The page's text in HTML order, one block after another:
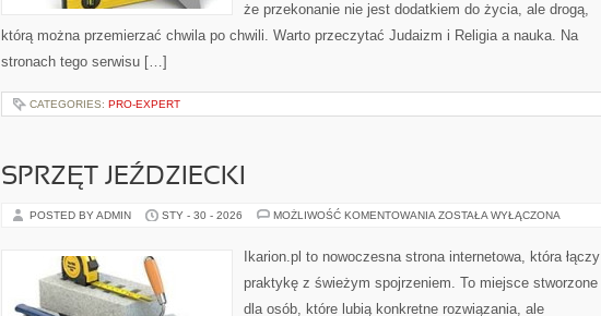
że przekonanie nie jest dodatkiem do życia, ale drogą,
którą można przemierzać chwila po chwili. Warto przeczytać Judaizm i Religia a nauka. Na
stronach tego serwisu […]
CATEGORIES: PRO-EXPERT
SPRZĘT JEŹDZIECKI
POSTED BY ADMIN STY - 30 - 2026 MOŻLIWOŚĆ KOMENTOWANIA SPRZĘT
ZOSTAŁA WYŁĄCZONA
Ikarion.pl to nowoczesna strona internetowa, która łączy
praktykę z świeżym spojrzeniem. To miejsce stworzone
dla osób, które lubią konkretne rozwiązania, ale